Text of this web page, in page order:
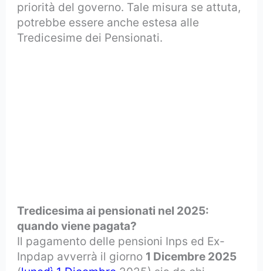
priorità del governo. Tale misura se attuta,
potrebbe essere anche estesa alle
Tredicesime dei Pensionati.
Tredicesima ai pensionati nel 2025:
quando viene pagata?
Il pagamento delle pensioni Inps ed Ex-
Inpdap avverrà il giorno 1 Dicembre 2025